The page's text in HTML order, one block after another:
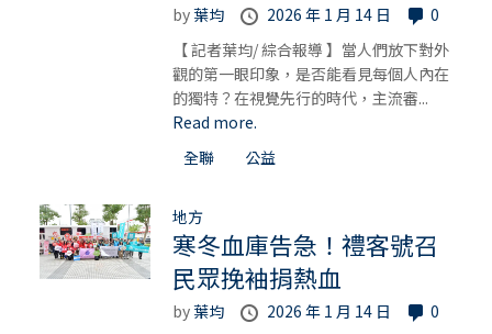
by葉均 2026 年 1 月 14 日
0
【 記者葉均/ 綜合報導 】當人們放下對外
觀的第一眼印象，是否能看見每個人內在
的獨特？在視覺先行的時代，主流審...
Read more.
全聯
公益
地方
寒冬血庫告急！禮客號召
民眾挽袖捐熱血
by葉均 2026 年 1 月 14 日
0